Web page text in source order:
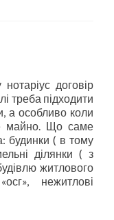
нотаріус договір
треба підходити
а особливо коли
майно. Що саме
будинки ( в тому
ділянки ( з
житлового
нежитлові